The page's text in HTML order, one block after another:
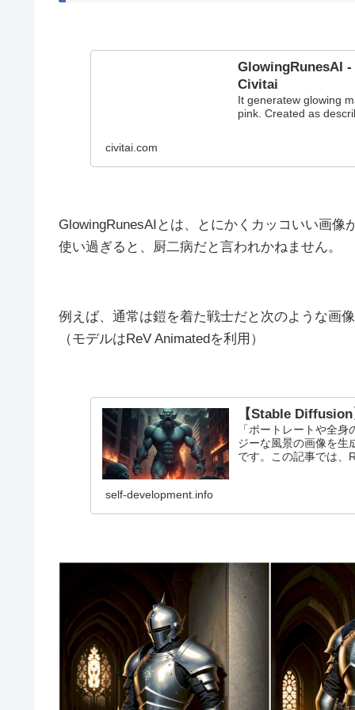
GlowingRunesAI
Civitai
It generatew glowing
pink. Created as
civitai.com
GlowingRunesAIとは、とにかくカッコいい画像
使い過ぎると、厨二病だと言われかねません。
例えば、通常は鎧を着た戦士だと次のような画
（モデルはReV Animatedを利用）
【Stable
「ポートレートや全
ジーな風景の画像を生
です。この記事では、
self-development.info